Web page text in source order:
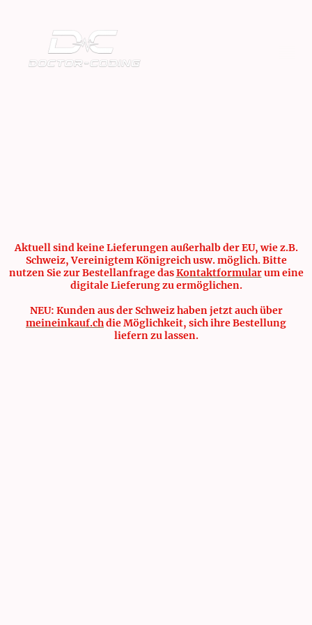
Aktuell sind keine Lieferungen außerhalb der EU, wie z.B.
Schweiz, Vereinigtem Königreich usw. möglich. Bitte
nutzen Sie zur Bestellanfrage dasKontaktformularum eine
digitale Lieferung zu ermöglichen.
NEU: Kunden aus der Schweiz haben jetzt auch über
meineinkauf.chdie Möglichkeit, sich ihre Bestellung
liefern zu lassen.